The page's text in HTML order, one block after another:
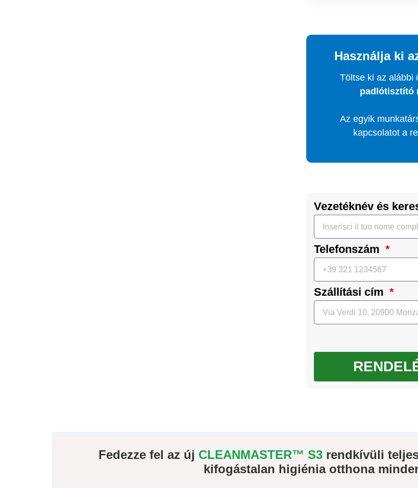
Használja ki
Töltse ki az alábbi
padlótisztító
Az egyik
kapcsolatot a
Vezetéknév és
Telefonszám
Szállítási cím
Fedezze fel az új CLEANMASTER™ S3rendkívüli
kifogástalan higiénia otthona